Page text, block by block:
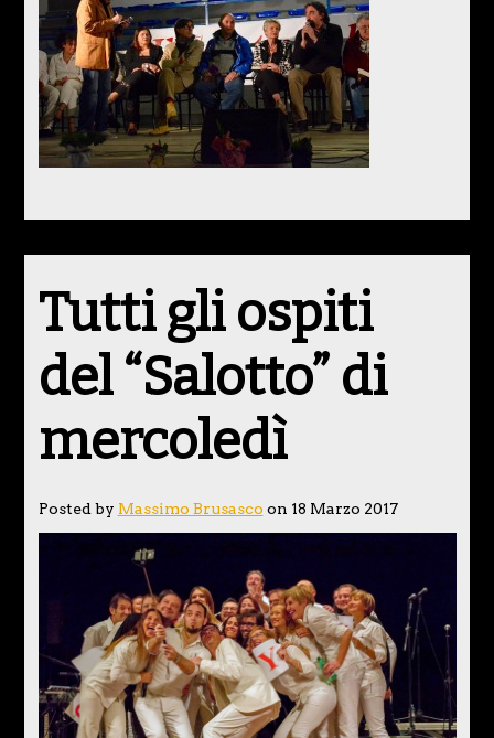
Tutti gli ospiti
del “Salotto” di
mercoledì
Posted by Massimo Brusasco on 18 Marzo 2017